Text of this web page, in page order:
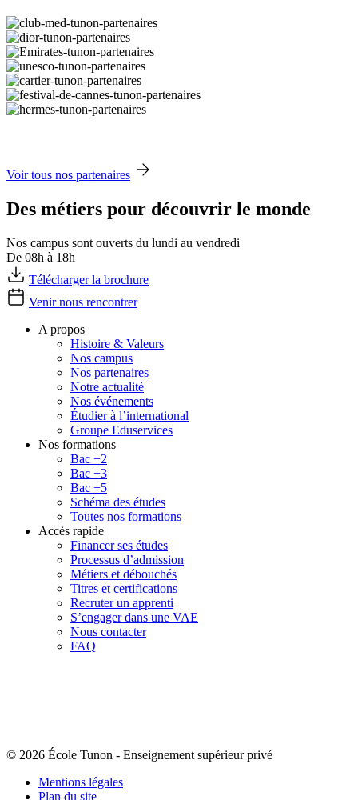
Voir tous nos partenaires
Des métiers pour découvrir le monde
Nos campus sont ouverts du lundi au vendredi
De 08h à 18h
Télécharger la brochure
Venir nous rencontrer
A propos
Histoire & Valeurs
Nos campus
Nos partenaires
Notre actualité
Nos événements
Étudier à l’international
Groupe Eduservices
Nos formations
Bac +2
Bac +3
Bac +5
Schéma des études
Toutes nos formations
Accès rapide
Financer ses études
Processus d’admission
Métiers et débouchés
Titres et certifications
Recruter un apprenti
S’engager dans une VAE
Nous contacter
FAQ
© 2026 École Tunon - Enseignement supérieur privé
Mentions légales
Plan du site